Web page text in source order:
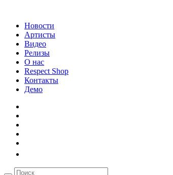
Новости
Артисты
Видео
Релизы
О нас
Respect Shop
Контакты
Демо